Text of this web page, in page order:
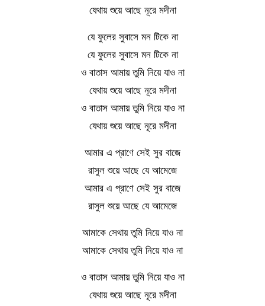
যেথায় শুয়ে আছে নূরে মদীনা
যে ফুলের সুবাসে মন টিকে না
যে ফুলের সুবাসে মন টিকে না
ও বাতাস আমায় তুমি নিয়ে যাও না
যেথায় শুয়ে আছে নূরে মদীনা
ও বাতাস আমায় তুমি নিয়ে যাও না
যেথায় শুয়ে আছে নূরে মদীনা
আমার এ প্রাণে সেই সুর বাজে
রাসুল শুয়ে আছে যে আমেজে
আমার এ প্রাণে সেই সুর বাজে
রাসুল শুয়ে আছে যে আমেজে
আমাকে সেথায় তুমি নিয়ে যাও না
আমাকে সেথায় তুমি নিয়ে যাও না
ও বাতাস আমায় তুমি নিয়ে যাও না
যেথায় শুয়ে আছে নূরে মদীনা